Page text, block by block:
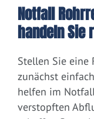
Notfall
handeln Sie
Stellen Sie eine
zunächst
helfen im
verstopften